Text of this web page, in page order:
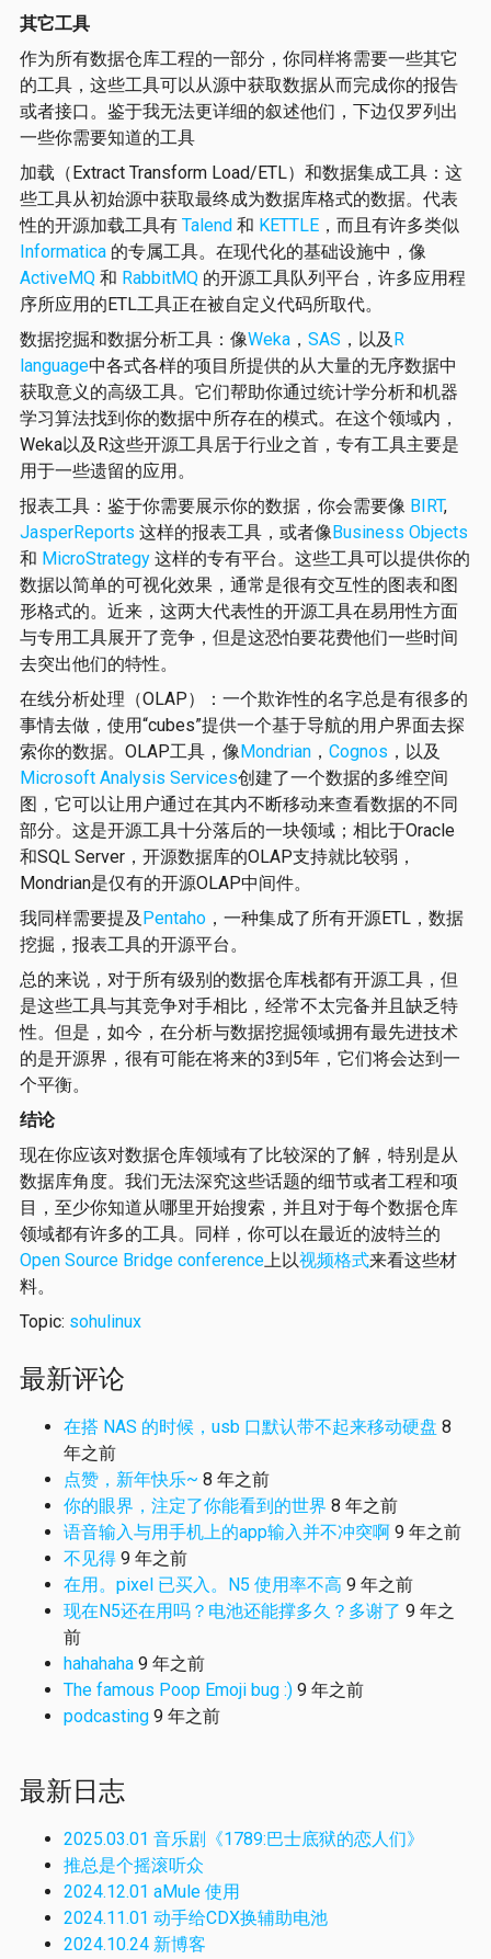
其它工具
作为所有数据仓库工程的一部分，你同样将需要一些其它
的工具，这些工具可以从源中获取数据从而完成你的报告
或者接口。鉴于我无法更详细的叙述他们，下边仅罗列出
一些你需要知道的工具
加载（Extract Transform Load/ETL）和数据集成工具：这
些工具从初始源中获取最终成为数据库格式的数据。代表
性的开源加载工具有 Talend 和 KETTLE ，而且有许多类似
Informatica 的专属工具。在现代化的基础设施中，像
ActiveMQ 和 RabbitMQ 的开源工具队列平台，许多应用程
序所应用的ETL工具正在被自定义代码所取代。
数据挖掘和数据分析工具：像Weka ， SAS ，以及 R
language中各式各样的项目所提供的从大量的无序数据中
获取意义的高级工具。它们帮助你通过统计学分析和机器
学习算法找到你的数据中所存在的模式。在这个领域内，
Weka以及R这些开源工具居于行业之首，专有工具主要是
用于一些遗留的应用。
报表工具：鉴于你需要展示你的数据，你会需要像 BIRT,
JasperReports 这样的报表工具，或者像Business Objects
和 MicroStrategy 这样的专有平台。这些工具可以提供你的
数据以简单的可视化效果，通常是很有交互性的图表和图
形格式的。近来，这两大代表性的开源工具在易用性方面
与专用工具展开了竞争，但是这恐怕要花费他们一些时间
去突出他们的特性。
在线分析处理（OLAP）：一个欺诈性的名字总是有很多的
事情去做，使用“cubes”提供一个基于导航的用户界面去探
索你的数据。OLAP工具，像Mondrian ， Cognos ，以及
Microsoft Analysis Services创建了一个数据的多维空间
图，它可以让用户通过在其内不断移动来查看数据的不同
部分。这是开源工具十分落后的一块领域；相比于Oracle
和SQL Server，开源数据库的OLAP支持就比较弱，
Mondrian是仅有的开源OLAP中间件。
我同样需要提及 Pentaho ，一种集成了所有开源ETL，数据
挖掘，报表工具的开源平台。
总的来说，对于所有级别的数据仓库栈都有开源工具，但
是这些工具与其竞争对手相比，经常不太完备并且缺乏特
性。但是，如今，在分析与数据挖掘领域拥有最先进技术
的是开源界，很有可能在将来的3到5年，它们将会达到一
个平衡。
结论
现在你应该对数据仓库领域有了比较深的了解，特别是从
数据库角度。我们无法深究这些话题的细节或者工程和项
目，至少你知道从哪里开始搜索，并且对于每个数据仓库
领域都有许多的工具。同样，你可以在最近的波特兰的
Open Source Bridge conference上以视频格式来看这些材
料。
Topic: sohulinux
最新评论
在搭 NAS 的时候，usb 口默认带不起来移动硬盘 8
年之前
点赞，新年快乐~ 8 年之前
你的眼界，注定了你能看到的世界 8 年之前
语音输入与用手机上的app输入并不冲突啊 9 年之前
不见得 9 年之前
在用。pixel 已买入。N5 使用率不高 9 年之前
现在N5还在用吗？电池还能撑多久？多谢了 9 年之
前
hahahaha 9 年之前
The famous Poop Emoji bug :) 9 年之前
podcasting 9 年之前
最新日志
2025.03.01 音乐剧《1789:巴士底狱的恋人们》
推总是个摇滚听众
2024.12.01 aMule 使用
2024.11.01 动手给CDX换辅助电池
2024.10.24 新博客